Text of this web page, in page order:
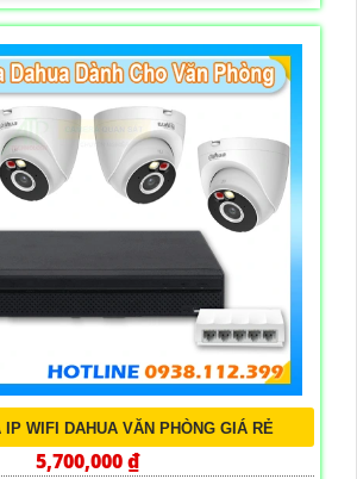
IP WIFI DAHUA VĂN PHÒNG GIÁ RẺ
5,700,000 ₫